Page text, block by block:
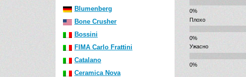
Blumenberg
Bone Crusher
Bossini
FIMA Carlo Frattini
Catalano
Ceramica Nova
Плохо
Ужасно